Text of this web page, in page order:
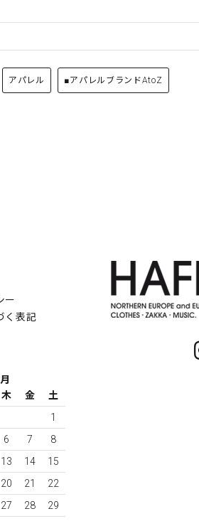
アパレル ■アパレルブランドAtoZ
ー
く表記
木 金
土
1
6 7
8
13 14
15
20 21
22
27 28
29